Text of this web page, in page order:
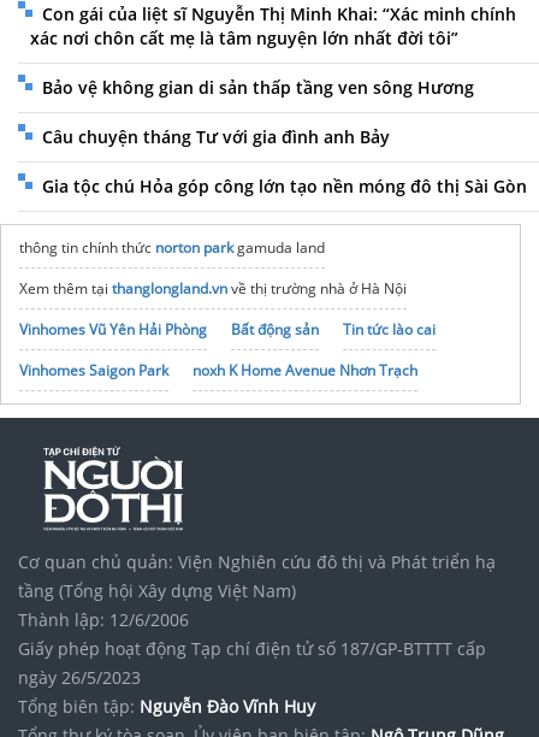
Con gái của liệt sĩ Nguyễn Thị Minh Khai: “Xác minh chính
xác nơi chôn cất mẹ là tâm nguyện lớn nhất đời tôi”
Bảo vệ không gian di sản thấp tầng ven sông Hương
Câu chuyện tháng Tư với gia đình anh Bảy
Gia tộc chú Hỏa góp công lớn tạo nền móng đô thị Sài Gòn
thông tin chính thức norton parkgamuda land
Xem thêm tại thanglongland.vnvề thị trường nhà ở Hà Nội
Vinhomes Vũ Yên Hải Phòng
Bất động sản
Tin tức lào cai
Vinhomes Saigon Park
noxh K Home Avenue Nhơn Trạch
Tập đoàn Bcons Group
Cơ quan chủ quản: Viện Nghiên cứu đô thị và Phát triển hạ
tầng (Tổng hội Xây dựng Việt Nam)
Thành lập: 12/6/2006
Giấy phép hoạt động Tạp chí điện tử số 187/GP-BTTTT cấp
ngày 26/5/2023
Tổng biên tập: Nguyễn Đào Vĩnh Huy